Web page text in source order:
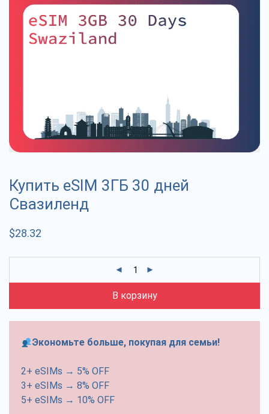
Купить eSIM 3ГБ 30 дней
Свазиленд
$28.32
В корзину
Экономьте больше, покупая для семьи!
2+ eSIMs → 5% OFF
3+ eSIMs → 8% OFF
5+ eSIMs → 10% OFF